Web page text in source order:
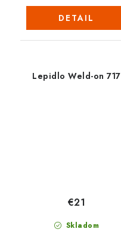
DETAIL
Lepidlo Weld-on 717
Skladom
€21